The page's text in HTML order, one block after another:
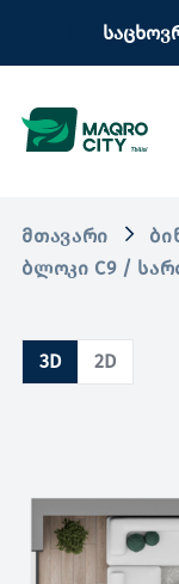
ᲛᲗᲐᲕᲐᲠᲘ
ᲑᲚᲝᲙᲘ C9 /
3D 2D